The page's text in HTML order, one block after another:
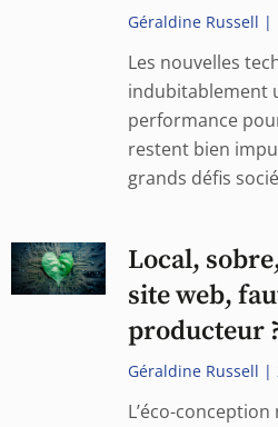
Géraldine Russell
Les nouvelles
indubitablement
performance
restent bien
grands défis
Local,
site web,
producteur
Géraldine Russell
L’éco-conception